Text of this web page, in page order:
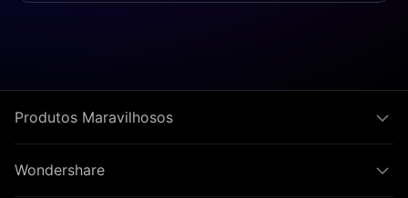
Produtos Maravilhosos
Wondershare